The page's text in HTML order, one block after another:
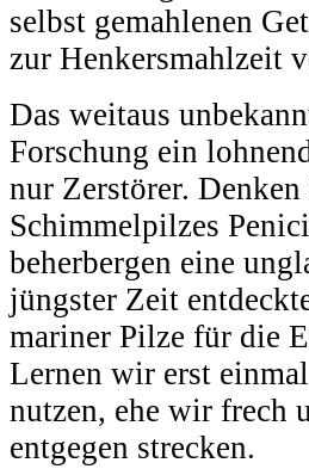
selbst gemahlenen
zur Henkersmahlzeit
Das weitaus
Forschung ein
nur Zerstörer.
Schimmelpilzes
beherbergen eine
jüngster Zeit
mariner Pilze für die
Lernen wir erst
nutzen, ehe wir frech
entgegen strecken.